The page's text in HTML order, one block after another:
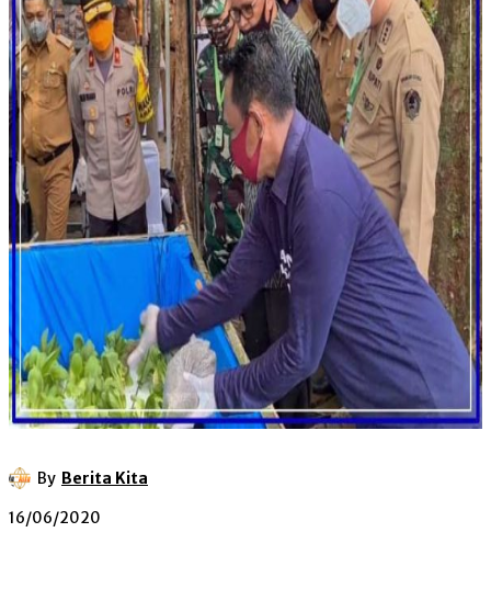
By Berita Kita
16/06/2020